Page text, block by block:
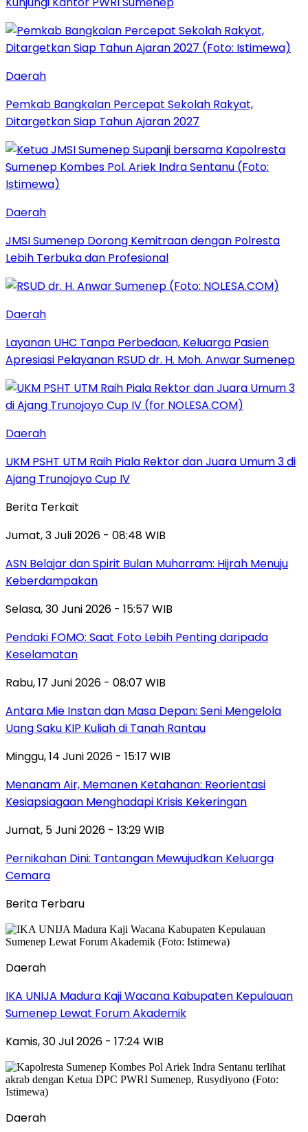
Daerah
Pemkab Bangkalan Percepat Sekolah Rakyat,
Ditargetkan Siap Tahun Ajaran 2027
Daerah
JMSI Sumenep Dorong Kemitraan dengan Polresta
Lebih Terbuka dan Profesional
Daerah
Layanan UHC Tanpa Perbedaan, Keluarga Pasien
Apresiasi Pelayanan RSUD dr. H. Moh. Anwar Sumenep
Daerah
UKM PSHT UTM Raih Piala Rektor dan Juara Umum 3 di
Ajang Trunojoyo Cup IV
Berita Terkait
Jumat, 3 Juli 2026 - 08:48 WIB
ASN Belajar dan Spirit Bulan Muharram: Hijrah Menuju
Keberdampakan
Selasa, 30 Juni 2026 - 15:57 WIB
Pendaki FOMO: Saat Foto Lebih Penting daripada
Keselamatan
Rabu, 17 Juni 2026 - 08:07 WIB
Antara Mie Instan dan Masa Depan: Seni Mengelola
Uang Saku KIP Kuliah di Tanah Rantau
Minggu, 14 Juni 2026 - 15:17 WIB
Menanam Air, Memanen Ketahanan: Reorientasi
Kesiapsiagaan Menghadapi Krisis Kekeringan
Jumat, 5 Juni 2026 - 13:29 WIB
Pernikahan Dini: Tantangan Mewujudkan Keluarga
Cemara
Berita Terbaru
Daerah
IKA UNIJA Madura Kaji Wacana Kabupaten Kepulauan
Sumenep Lewat Forum Akademik
Kamis, 30 Jul 2026 - 17:24 WIB
Daerah